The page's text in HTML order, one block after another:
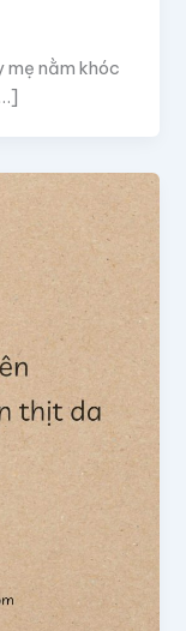
mẹ nằm khóc